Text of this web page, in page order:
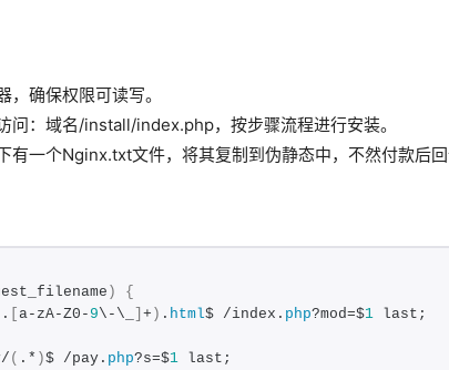
，确保权限可读写。
问：域名/install/index.php，按步骤流程进行安装。
有一个Nginx.txt文件，将其复制到伪静态中，不然付款后
)
{
. [a-zA-Z0- 9\-\_ ] + ) . html$ /index. php?mod=$1 last;
( .* )$ /pay. php?s=$1 last;